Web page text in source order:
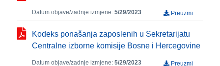
Datum objave/zadnje izmjene: 5/29/2023 Preuzmi
Kodeks ponašanja zaposlenih u Sekretarijatu
Centralne izborne komisije Bosne i Hercegovine
Datum objave/zadnje izmjene: 5/29/2023 Preuzmi